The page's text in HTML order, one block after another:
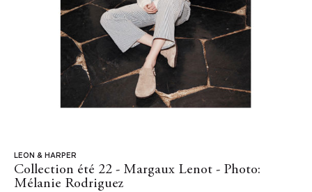
LEON & HARPER
Collection été 22 - Margaux Lenot - Photo:
Mélanie Rodriguez